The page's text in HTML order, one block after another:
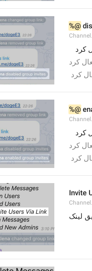
%@
کرد
%@
کرد
Invite
لینک